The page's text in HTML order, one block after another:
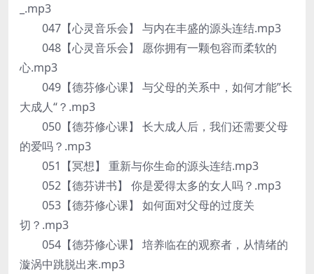
_.mp3
047【心灵音乐会】 与内在丰盛的源头连结.mp3
048【心灵音乐会】 愿你拥有一颗包容而柔软的
心.mp3
049【德芬修心课】 与父母的关系中，如何才能”长
大成人“？.mp3
050【德芬修心课】 长大成人后，我们还需要父母
的爱吗？.mp3
051【冥想】 重新与你生命的源头连结.mp3
052【德芬讲书】 你是爱得太多的女人吗？.mp3
053【德芬修心课】 如何面对父母的过度关
切？.mp3
054【德芬修心课】 培养临在的观察者，从情绪的
漩涡中跳脱出来.mp3